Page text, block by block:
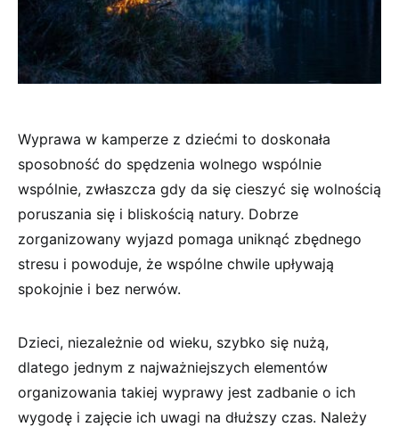
Wyprawa w kamperze z dziećmi to doskonała
sposobność do spędzenia wolnego wspólnie
wspólnie, zwłaszcza gdy da się cieszyć się wolnością
poruszania się i bliskością natury. Dobrze
zorganizowany wyjazd pomaga uniknąć zbędnego
stresu i powoduje, że wspólne chwile upływają
spokojnie i bez nerwów.
Dzieci, niezależnie od wieku, szybko się nużą,
dlatego jednym z najważniejszych elementów
organizowania takiej wyprawy jest zadbanie o ich
wygodę i zajęcie ich uwagi na dłuższy czas. Należy